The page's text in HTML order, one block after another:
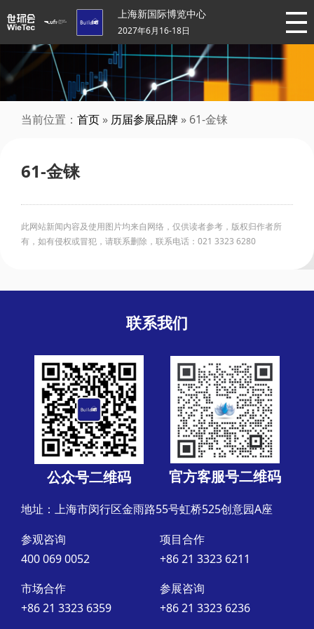
上海新国际博览中心
2027年6月16-18日
当前位置： 首页 » 历届参展品牌 » 61-金铼
61-金铼
此网站新闻内容及使用图片均来自网络，仅供读者参考，版权归作者所
有，如有侵权或冒犯，请联系删除，联系电话：021 3323 6280
联系我们
公众号二维码 官方客服号二维码
地址：上海市闵行区金雨路55号虹桥525创意园A座
参观咨询
400 069 0052
项目合作
+86 21 3323 6211
市场合作
+86 21 3323 6359
参展咨询
+86 21 3323 6236